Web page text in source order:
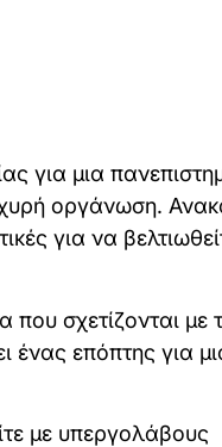
για μια
οργάνωση.
για να
σχετίζονται με
ένας επόπτης για
με υπεργολάβους